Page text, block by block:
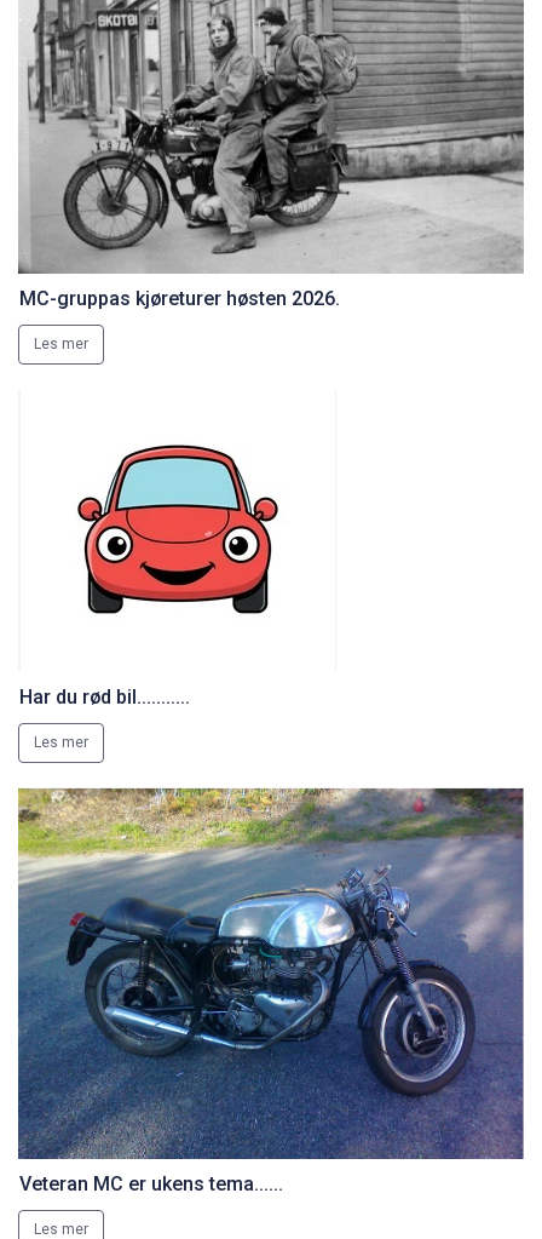
MC-gruppas kjøreturer høsten 2026.
Les mer
Har du rød bil...........
Les mer
Veteran MC er ukens tema......
Les mer